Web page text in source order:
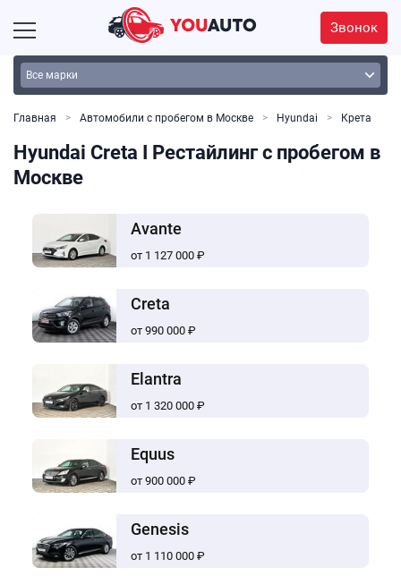
Звонок
Главная Автомобили с пробегом в Москве Hyundai Крета
Hyundai Creta I Рестайлинг с пробегом в
Москве
Avante
от 1 127 000 ₽
Creta
от 990 000 ₽
Elantra
от 1 320 000 ₽
Equus
от 900 000 ₽
Genesis
от 1 110 000 ₽